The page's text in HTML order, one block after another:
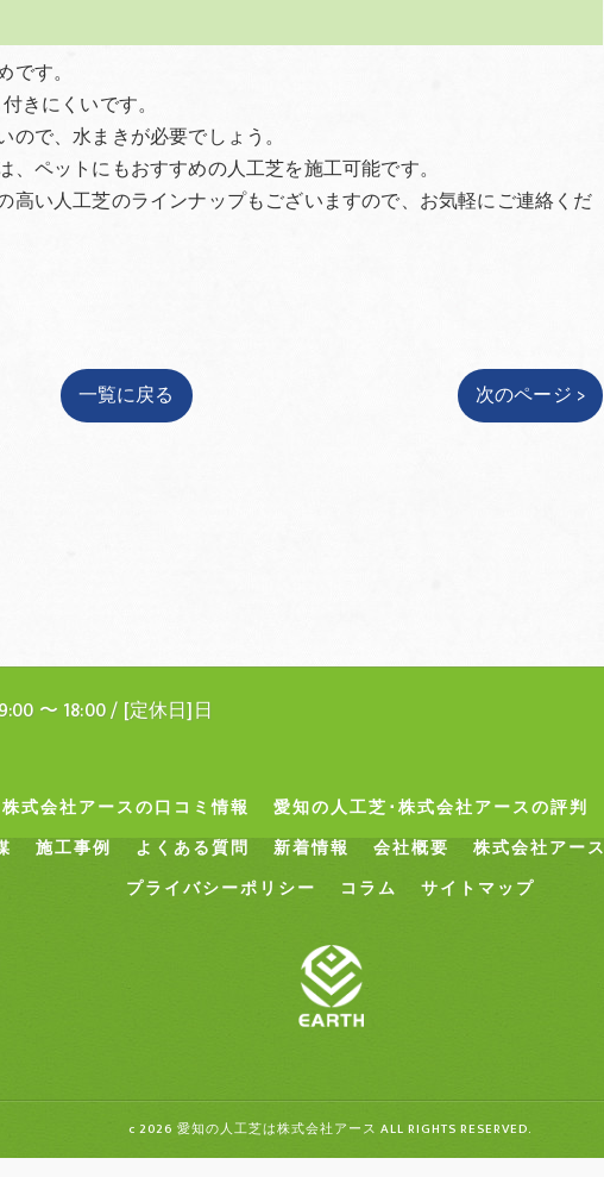
す。
きにくいです。
で、水まきが必要でしょう。
ペットにもおすすめの人工芝を施工可能です。
高い人工芝のラインナップもございますので、お気軽にご連絡くだ
一覧に戻る 次のページ >
〜 18:00 / [定休日]日
式会社アースの口コミ情報 愛知の人工芝･株式会社アースの評判
施工事例 よくある質問 新着情報 会社概要 株式会社アース
プライバシーポリシー
コラム サイトマップ
c 2026 愛知の人工芝は株式会社アース ALL RIGHTS RESERVED.